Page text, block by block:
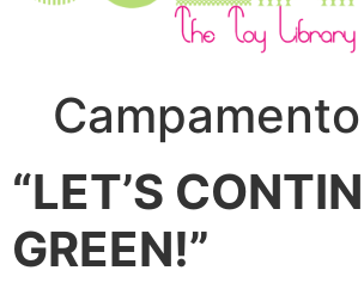
“LET’S
GREEN!”